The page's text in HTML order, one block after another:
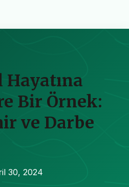
Bir Örnek:
ve Darbe
30, 2024